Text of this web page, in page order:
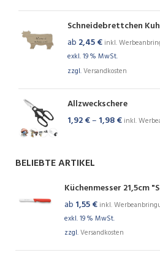
Schneidebrettchen Kuh
ab 2,45€ inkl.
exkl. 19 % MwSt.
zzgl.Versandkosten
Allzweckschere
1,92€– 1,98€ inkl.
BELIEBTE ARTIKEL
Küchenmesser 21,5cm
ab 1,55€ inkl.
exkl. 19 % MwSt.
zzgl.Versandkosten